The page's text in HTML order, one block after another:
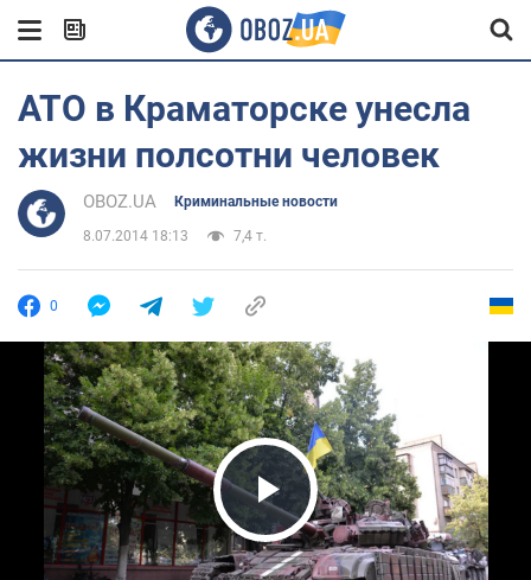
АТО в Краматорске унесла
жизни полсотни человек
OBOZ.UA Криминальные новости
8.07.2014 18:13 7,4 т.
0
Play Video